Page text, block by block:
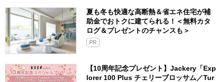
夏も冬も快適な高断熱＆省エネ住宅が補
助金でおトクに建てられる！＜無料カタ
ログ＆プレゼントのチャンスも＞
PR
【10周年記念プレゼント】Jackery「Exp
lorer 100 Plus チェリーブロッサム／Tur